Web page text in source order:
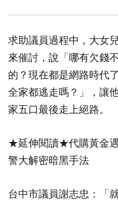
求助議員過程中，大女
來催討，說「哪有欠錢
的？現在都是網路時代
全家都逃走嗎？」，讓
家五口最後走上絕路。
★延伸閱讀★代購黃金
警大解密暗黑手法
台中市議員謝志忠：「